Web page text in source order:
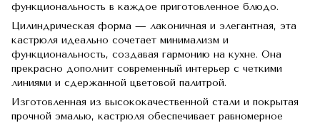
функциональность в каждое приготовленное блюдо.
Цилиндрическая форма — лаконичная и элегантная, эта
кастрюля идеально сочетает минимализм и
функциональность, создавая гармонию на кухне. Она
прекрасно дополнит современный интерьер с четкими
линиями и сдержанной цветовой палитрой.
Изготовленная из высококачественной стали и покрытая
прочной эмалью, кастрюля обеспечивает равномерное